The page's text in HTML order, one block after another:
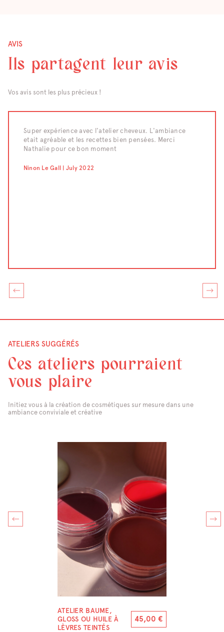
AVIS
Ils partagent leur avis
Vos avis sont les plus précieux !
Super expérience avec l'atelier cheveux. L'ambiance
etait agréable et les recettes bien pensées. Merci
Nathalie pour ce bon moment
Ninon Le Gall | July 2022
ATELIERS SUGGÉRÉS
Ces ateliers pourraient
vous plaire
Initiez vous à la création de cosmétiques sur mesure dans une
ambiance conviviale et créative
ATELIER BAUME,
GLOSS OU HUILE À
LÈVRES TEINTÉS
45,00 €